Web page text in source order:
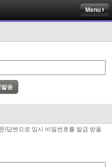
Menu
/답변으로 임시 비밀번호를 발급 받을